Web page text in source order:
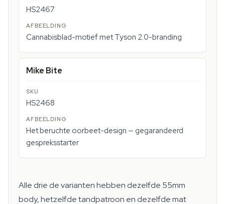
HS2467
Cannabisblad-motief met Tyson 2.0-branding
Mike Bite
HS2468
Het beruchte oorbeet-design — gegarandeerd
gespreksstarter
Alle drie de varianten hebben dezelfde 55mm
body, hetzelfde tandpatroon en dezelfde mat